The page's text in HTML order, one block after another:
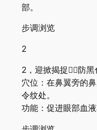
部。
步调浏览
2
2，迎掀揭捉：防
穴位：在鼻翼旁的
令纹处。
功能：促进眼部血